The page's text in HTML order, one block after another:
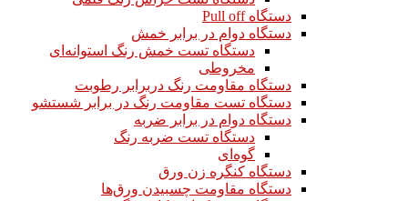
دستگاه Pull off
دستگاه دوام در برابر خمش
دستگاه تست خمش رنگ استوانه‌ای
مخروطی
دستگاه مقاومت رنگ دربرابر رطوبت
دستگاه تست مقاومت رنگ در برابر شستشو
دستگاه دوام در برابر ضربه
دستگاه تست ضربه رنگ
گوه‌ای
دستگاه کنگره زن ورق
دستگاه مقاومت چسبیدن ورق‌ها